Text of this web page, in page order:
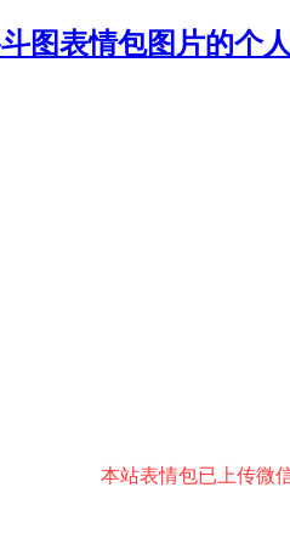
图表情包图片的个
本站表情包已上传微信公